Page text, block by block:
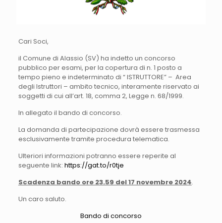
Cari Soci,
il Comune di Alassio (SV) ha indetto un concorso
pubblico per esami, per la copertura di n. 1 posto a
tempo pieno e indeterminato di “ ISTRUTTORE” – Area
degli Istruttori – ambito tecnico, interamente riservato ai
soggetti di cui all’art. 18, comma 2, Legge n. 68/1999.
In allegato il bando di concorso.
La domanda di partecipazione dovrà essere trasmessa
esclusivamente tramite procedura telematica.
Ulteriori informazioni potranno essere reperite al
seguente link: https://gat.to/r0tje
Scadenza bando ore 23.59 del 17 novembre 2024.
Un caro saluto.
Bando di concorso